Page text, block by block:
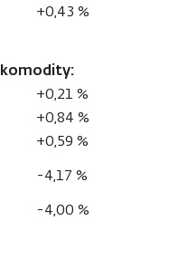
+0,43 %
komodity:
+0,21 %
+0,84 %
+0,59 %
-4,17 %
-4,00 %